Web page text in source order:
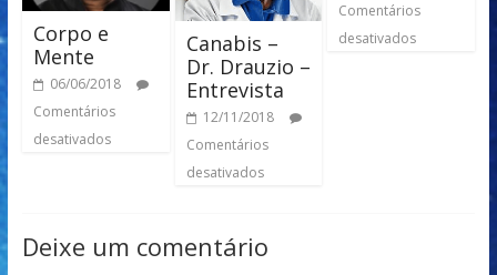
Corpo e
Mente
06/06/2018
Comentários
desativados
Canabis –
Dr. Drauzio –
Entrevista
12/11/2018
Comentários
desativados
Comentários
desativados
Deixe um comentário